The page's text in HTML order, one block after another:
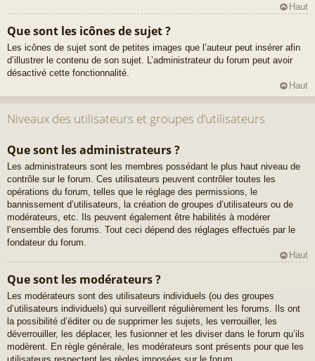
Haut
Que sont les icônes de sujet ?
Les icônes de sujet sont de petites images que l’auteur peut insérer afin
d’illustrer le contenu de son sujet. L’administrateur du forum peut avoir
désactivé cette fonctionnalité.
Haut
Niveaux des utilisateurs et groupes d’utilisateurs
Que sont les administrateurs ?
Les administrateurs sont les membres possédant le plus haut niveau de
contrôle sur le forum. Ces utilisateurs peuvent contrôler toutes les
opérations du forum, telles que le réglage des permissions, le
bannissement d’utilisateurs, la création de groupes d’utilisateurs ou de
modérateurs, etc. Ils peuvent également être habilités à modérer
l’ensemble des forums. Tout ceci dépend des réglages effectués par le
fondateur du forum.
Haut
Que sont les modérateurs ?
Les modérateurs sont des utilisateurs individuels (ou des groupes
d’utilisateurs individuels) qui surveillent régulièrement les forums. Ils ont
la possibilité d’éditer ou de supprimer les sujets, les verrouiller, les
déverrouiller, les déplacer, les fusionner et les diviser dans le forum qu’ils
modèrent. En règle générale, les modérateurs sont présents pour que les